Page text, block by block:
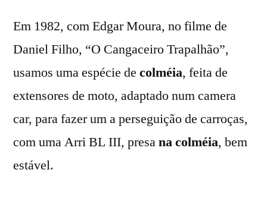
Em 1982, com Edgar Moura, no filme de
Daniel Filho, “O Cangaceiro Trapalhão”,
usamos uma espécie de colméia, feita de
extensores de moto, adaptado num camera
car, para fazer um a perseguição de carroças,
com uma Arri BL III, presana colméia, bem
estável.